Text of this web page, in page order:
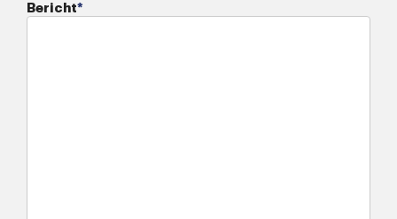
Bericht*